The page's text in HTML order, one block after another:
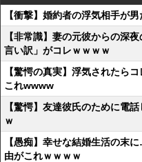
【衝撃】婚約者の浮気相手が
【非常識】妻の元彼からの深
言い訳」がコレｗｗｗｗ
【驚愕の真実】浮気されたら
これwwww
【驚愕】友達彼氏のために電
ｗ
【愚痴】幸せな結婚生活の末
由がこれｗｗｗｗ